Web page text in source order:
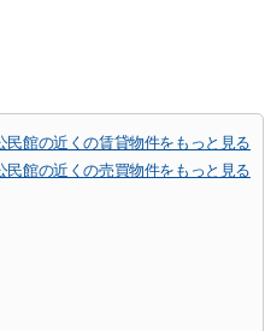
民館の近くの賃貸物件をもっと見る
民館の近くの売買物件をもっと見る